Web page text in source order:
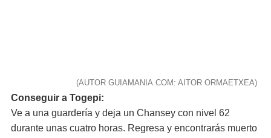
(AUTOR GUIAMANIA.COM: AITOR ORMAETXEA)
Conseguir a Togepi:
Ve a una guardería y deja un Chansey con nivel 62
durante unas cuatro horas. Regresa y encontrarás muerto